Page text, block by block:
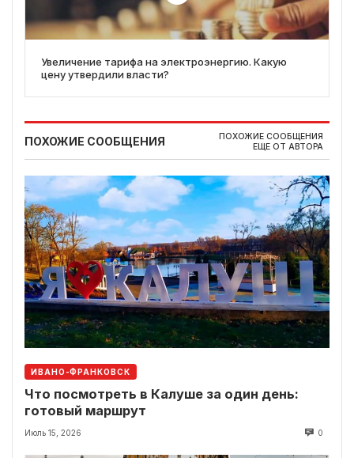
Увеличение тарифа на электроэнергию. Какую
цену утвердили власти?
ПОХОЖИЕ СООБЩЕНИЯ
ПОХОЖИЕ СООБЩЕНИЯ
ЕЩЕ ОТ АВТОРА
ИВАНО-ФРАНКОВСК
Что посмотреть в Калуше за один день:
готовый маршрут
Июль 15, 2026 0